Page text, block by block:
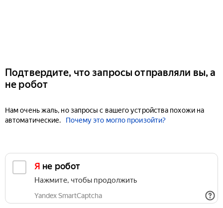
Подтвердите, что запросы отправляли вы, а
не робот
Нам очень жаль, но запросы с вашего устройства похожи на
автоматические.
Почему это могло произойти?
Я не робот
Нажмите, чтобы продолжить
Yandex SmartCaptcha